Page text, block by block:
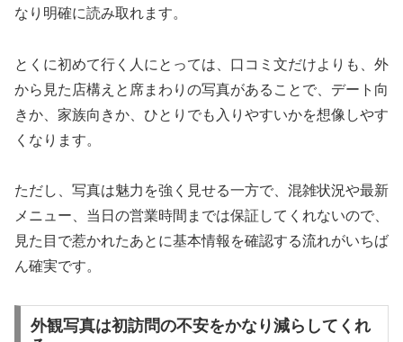
なり明確に読み取れます。
とくに初めて行く人にとっては、口コミ文だけよりも、外
から見た店構えと席まわりの写真があることで、デート向
きか、家族向きか、ひとりでも入りやすいかを想像しやす
くなります。
ただし、写真は魅力を強く見せる一方で、混雑状況や最新
メニュー、当日の営業時間までは保証してくれないので、
見た目で惹かれたあとに基本情報を確認する流れがいちば
ん確実です。
外観写真は初訪問の不安をかなり減らしてくれ